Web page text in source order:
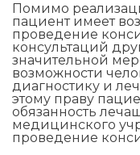
Помимо
пациент имеет
проведение
консультаций
значительной
возможности
диагностику и
этому праву
обязанность
медицинского
проведение